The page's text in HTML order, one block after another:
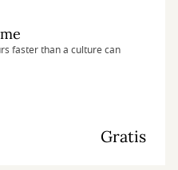
faster than a culture can
Gratis